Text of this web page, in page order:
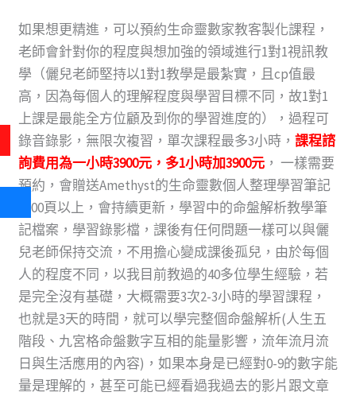
如果想更精進，可以預約生命靈數家教客製化課程，
老師會針對你的程度與想加強的領域進行1對1視訊教
學（儷兒老師堅持以1對1教學是最紮實，且cp值最
高，因為每個人的理解程度與學習目標不同，故1對1
上課是最能全方位顧及到你的學習進度的），過程可
錄音錄影，無限次複習，單次課程最多3小時， 課程諮
詢費用為一小時3900元，多1小時加3900元 ， 一樣需要
預約，會贈送Amethyst的生命靈數個人整理學習筆記
1000頁以上，會持續更新，學習中的命盤解析教學筆
記檔案，學習錄影檔，課後有任何問題一樣可以與儷
兒老師保持交流，不用擔心變成課後孤兒，由於每個
人的程度不同，以我目前教過的40多位學生經驗，若
是完全沒有基礎，大概需要3次2-3小時的學習課程，
也就是3天的時間，就可以學完整個命盤解析(人生五
階段、九宮格命盤數字互相的能量影響，流年流月流
日與生活應用的內容)，如果本身是已經對0-9的數字能
量是理解的，甚至可能已經看過我過去的影片跟文章